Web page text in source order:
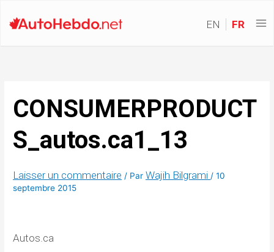
EN FR
CONSUMERPRODUCT
S_autos.ca1_13
Laisser un commentaire / ParWajih Bilgrami/10
septembre 2015
Autos.ca